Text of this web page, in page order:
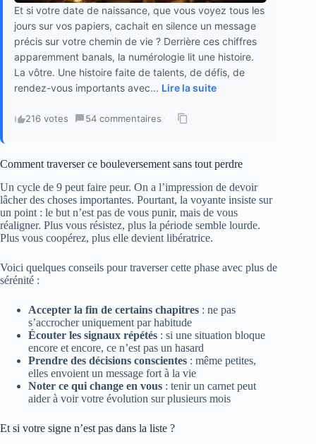
Et si votre date de naissance, que vous voyez tous les
jours sur vos papiers, cachait en silence un message
précis sur votre chemin de vie ? Derrière ces chiffres
apparemment banals, la numérologie lit une histoire.
La vôtre. Une histoire faite de talents, de défis, de
rendez-vous importants avec... Lire la suite
216 votes · 54 commentaires ·
Comment traverser ce bouleversement sans tout perdre
Un cycle de 9 peut faire peur. On a l’impression de devoir
lâcher des choses importantes. Pourtant, la voyante insiste sur
un point : le but n’est pas de vous punir, mais de vous
réaligner. Plus vous résistez, plus la période semble lourde.
Plus vous coopérez, plus elle devient libératrice.
Voici quelques conseils pour traverser cette phase avec plus de
sérénité :
Accepter la fin de certains chapitres : ne pas
s’accrocher uniquement par habitude
Écouter les signaux répétés : si une situation bloque
encore et encore, ce n’est pas un hasard
Prendre des décisions conscientes : même petites,
elles envoient un message fort à la vie
Noter ce qui change en vous : tenir un carnet peut
aider à voir votre évolution sur plusieurs mois
Et si votre signe n’est pas dans la liste ?